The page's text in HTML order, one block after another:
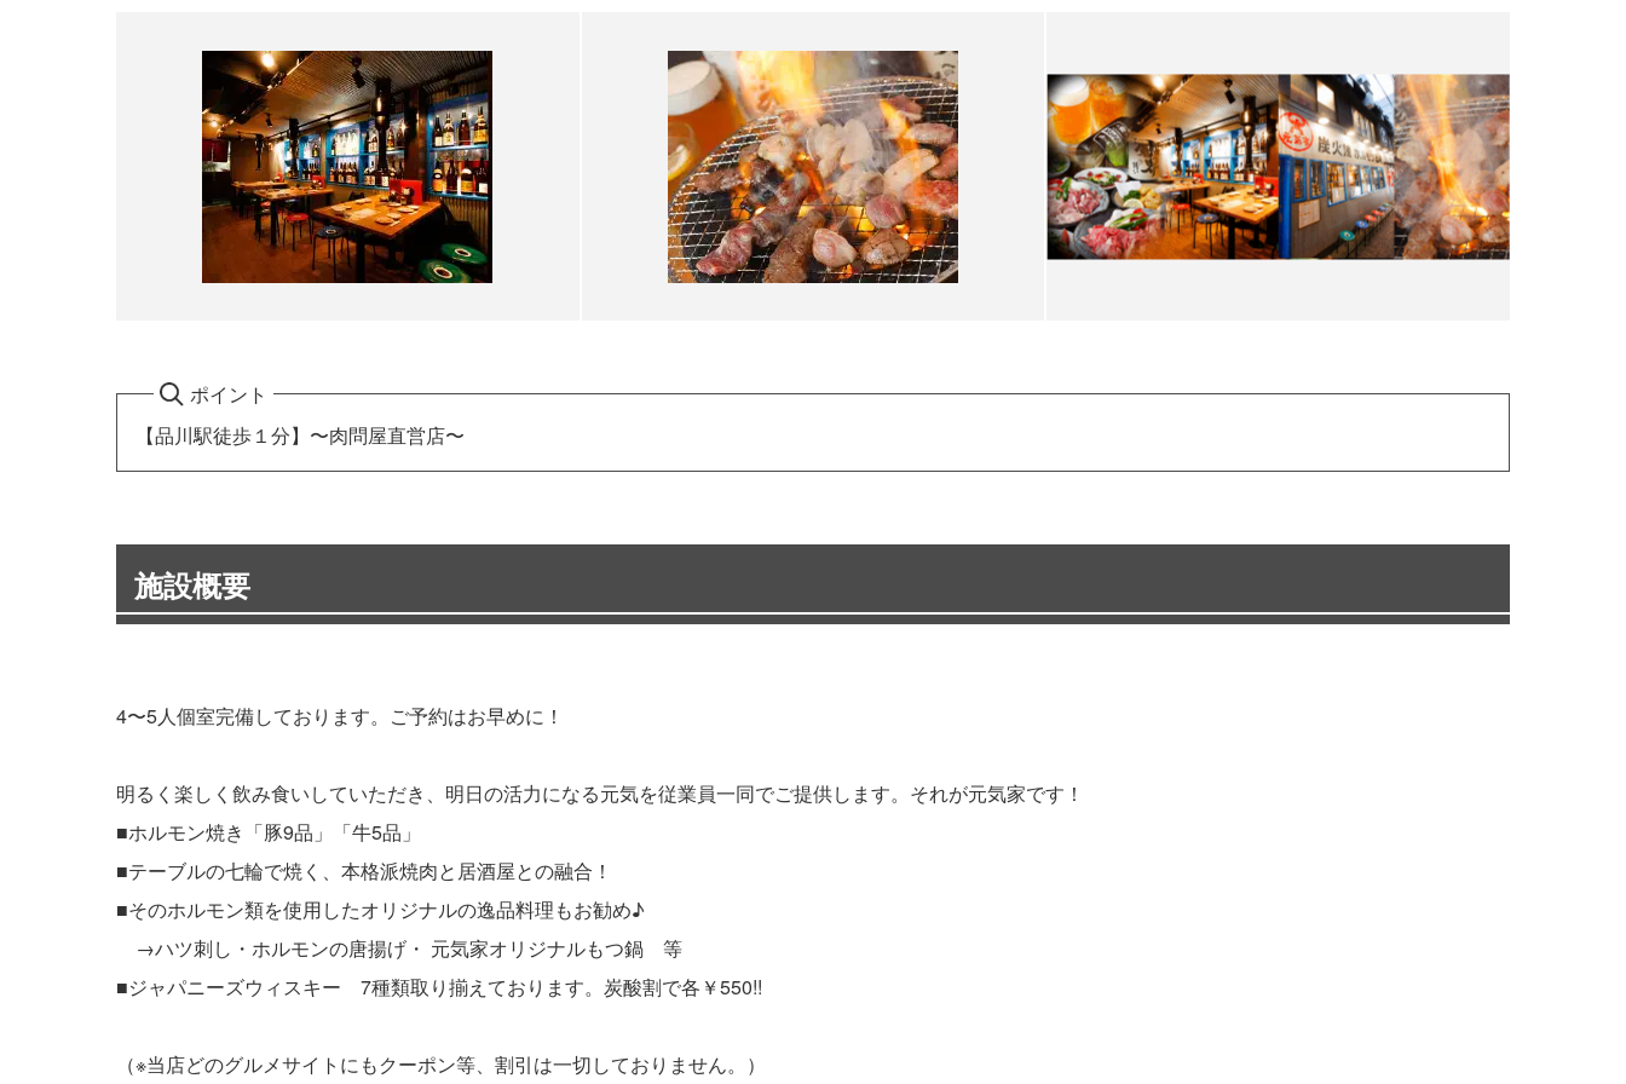
ポイント
【品川駅徒歩１分】〜肉問屋直営店〜
施設概要
4〜5人個室完備しております。ご予約はお早めに！
明るく楽しく飲み食いしていただき、明日の活力になる元気を従業員一同でご提供します。それが元気家です！
■ホルモン焼き「豚9品」「牛5品」
■テーブルの七輪で焼く、本格派焼肉と居酒屋との融合！
■そのホルモン類を使用したオリジナルの逸品料理もお勧め♪
→ハツ刺し・ホルモンの唐揚げ・ 元気家オリジナルもつ鍋 等
■ジャパニーズウィスキー 7種類取り揃えております。炭酸割で各￥550!!
（※当店どのグルメサイトにもクーポン等、割引は一切しておりません。）